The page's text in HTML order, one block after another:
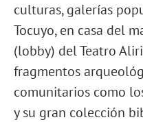
culturas, galerías
Tocuyo, en casa del
(lobby) del Teatro
fragmentos
comunitarios como
y su gran colección